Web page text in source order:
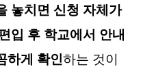
놓치면 신청 자체가
입 후 학교에서 안내
하게 확인하는 것이